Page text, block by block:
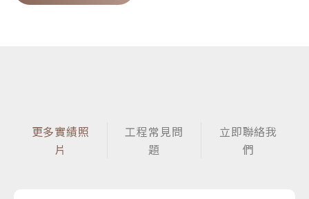
更多實績照
片
工程常見問
題
立即聯絡我
們